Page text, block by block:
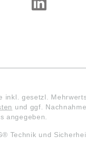
inkl. gesetzl.
und ggf.
angegeben.
Technik und